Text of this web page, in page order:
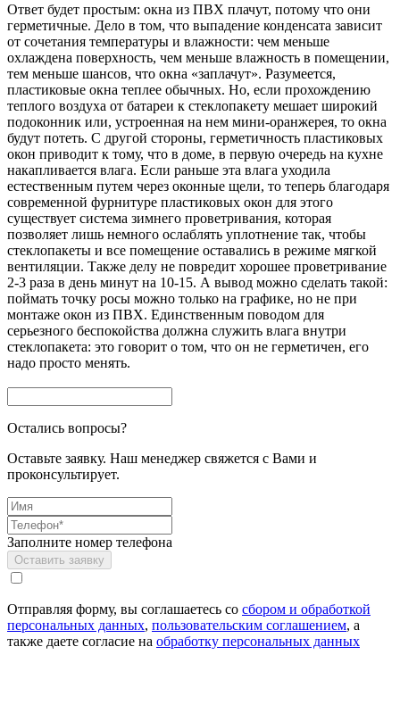
Ответ будет простым: окна из ПВХ плачут, потому что они
герметичные. Дело в том, что выпадение конденсата зависит
от сочетания температуры и влажности: чем меньше
охлаждена поверхность, чем меньше влажность в помещении,
тем меньше шансов, что окна «заплачут». Разумеется,
пластиковые окна теплее обычных. Но, если прохождению
теплого воздуха от батареи к стеклопакету мешает широкий
подоконник или, устроенная на нем мини-оранжерея, то окна
будут потеть. С другой стороны, герметичность пластиковых
окон приводит к тому, что в доме, в первую очередь на кухне
накапливается влага. Если раньше эта влага уходила
естественным путем через оконные щели, то теперь благодаря
современной фурнитуре пластиковых окон для этого
существует система зимнего проветривания, которая
позволяет лишь немного ослаблять уплотнение так, чтобы
стеклопакеты и все помещение оставались в режиме мягкой
вентиляции. Также делу не повредит хорошее проветривание
2-3 раза в день минут на 10-15. А вывод можно сделать такой:
поймать точку росы можно только на графике, но не при
монтаже окон из ПВХ. Единственным поводом для
серьезного беспокойства должна служить влага внутри
стеклопакета: это говорит о том, что он не герметичен, его
надо просто менять.
Остались вопросы?
Оставьте заявку. Наш менеджер свяжется с Вами и
проконсультирует.
Заполните номер телефона
Отправляя форму, вы соглашаетесь со сбором и обработкой
персональных данных, пользовательским соглашением, а
также даете согласие на обработку персональных данных